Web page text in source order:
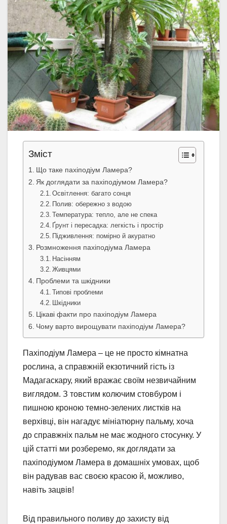
Зміст
Що таке пахіподіум Ламера?
Як доглядати за пахіподіумом Ламера?
Освітлення: багато сонця
Полив: обережно з водою
Температура: тепло, але не спека
Ґрунт і пересадка: легкість і простір
Підживлення: помірно й акуратно
Розмноження пахіподіума Ламера
Насінням
Живцями
Проблеми та шкідники
Типові проблеми
Шкідники
Цікаві факти про пахіподіум Ламера
Чому варто вирощувати пахіподіум Ламера?
Пахіподіум Ламера – це не просто кімнатна
рослина, а справжній екзотичний гість із
Мадагаскару, який вражає своїм незвичайним
виглядом. З товстим колючим стовбуром і
пишною кроною темно-зелених листків на
верхівці, він нагадує мініатюрну пальму, хоча
до справжніх пальм не має жодного стосунку. У
цій статті ми розберемо, як доглядати за
пахіподіумом Ламера в домашніх умовах, щоб
він радував вас своєю красою й, можливо,
навіть зацвів!
Від правильного поливу до захисту від